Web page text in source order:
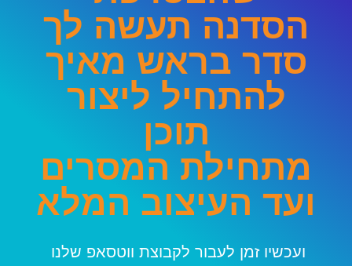
הסדנה תעשה לך
סדר בראש מאיך
להתחיל ליצור
תוכן
מתחילת המסרים
ועד העיצוב המלא
ועכשיו זמן לעבור לקבוצת ווטסאפ שלנו